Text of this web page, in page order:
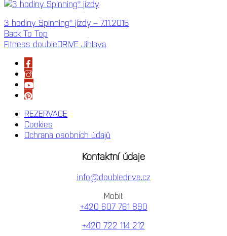
3 hodiny Spinning® jízdy – 7.11.2015
Back To Top
Fitness doubleDRIVE Jihlava
REZERVACE
Cookies
Ochrana osobních údajů
Kontaktní údaje
info@doubledrive.cz
Mobil:
+420 607 761 890
+420 722 114 212